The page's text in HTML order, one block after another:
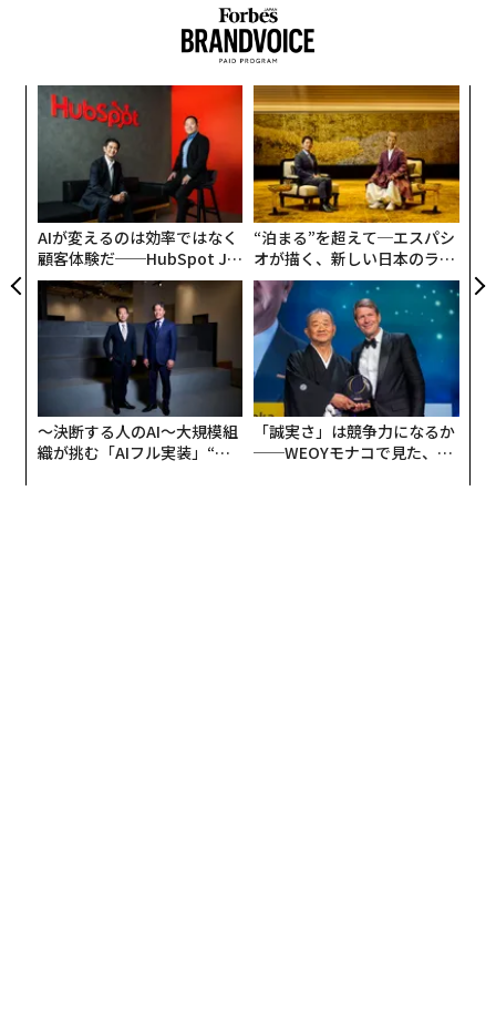
昨年このランキングのトップだった医療ベンチャー「セ
た。セラノス社をめぐってはその技術の信頼性に疑念が
高まり、かつて90億ドルとされた企業価値は現在、8億
ドル相当まで下落している。
AIが変えるのは効率ではなく
顧客体験だ──HubSpot Ja
panが語る「Grow Better」
な組織のつくり方
“泊まる”を超えて─エスパシ
オが描く、新しい日本のラグ
ジュアリー（中編）
〜決断する人のAI〜大規模組
織が挑む「AIフル実装」“使
「誠実さ」は競争力になるか
──WEOYモナコで見た、く